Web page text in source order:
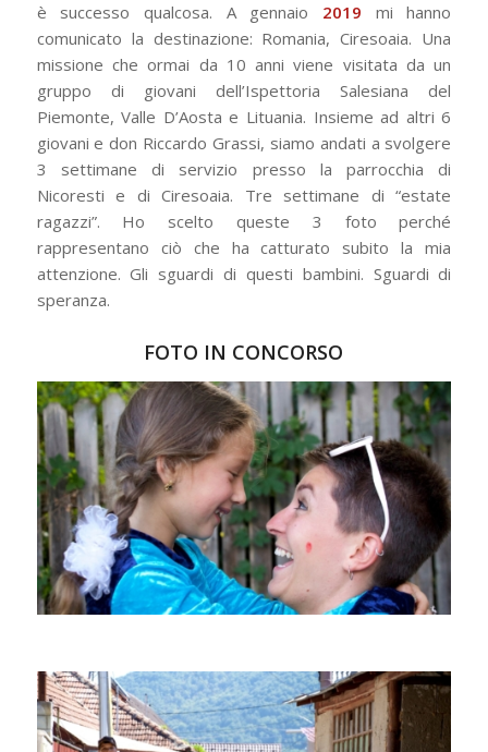
è successo qualcosa. A gennaio 2019 mi hanno
comunicato la destinazione: Romania, Ciresoaia. Una
missione che ormai da 10 anni viene visitata da un
gruppo di giovani dell’Ispettoria Salesiana del
Piemonte, Valle D’Aosta e Lituania. Insieme ad altri 6
giovani e don Riccardo Grassi, siamo andati a svolgere
3 settimane di servizio presso la parrocchia di
Nicoresti e di Ciresoaia. Tre settimane di “estate
ragazzi”. Ho scelto queste 3 foto perché
rappresentano ciò che ha catturato subito la mia
attenzione. Gli sguardi di questi bambini. Sguardi di
speranza.
FOTO IN CONCORSO